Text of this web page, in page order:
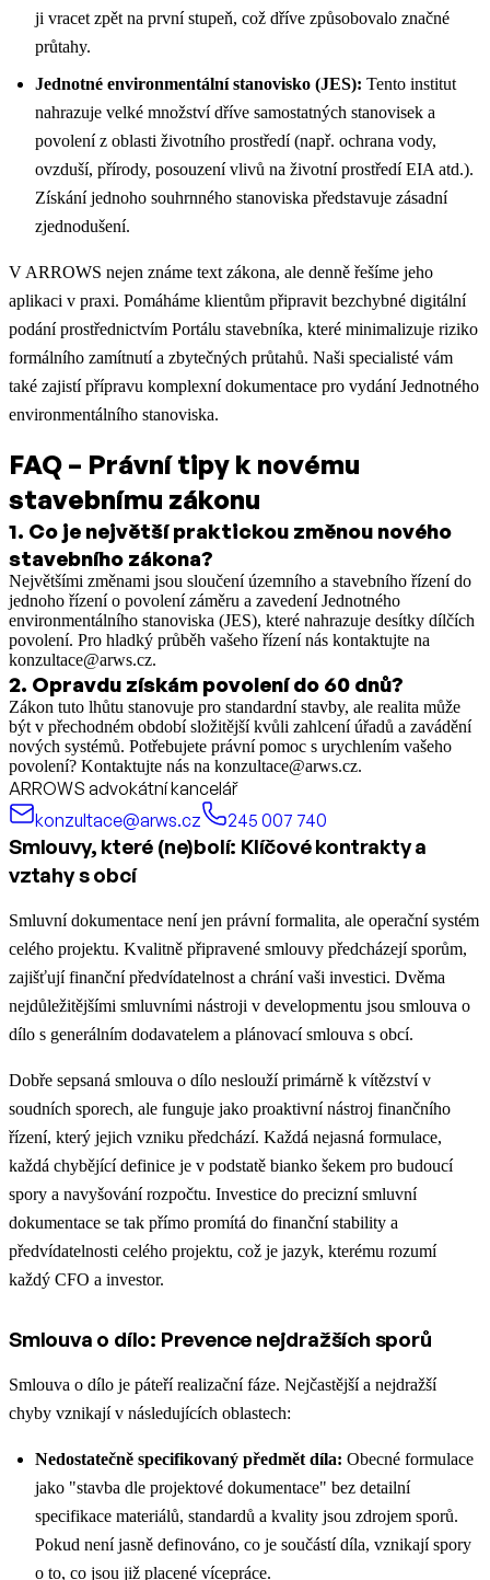
ji vracet zpět na první stupeň, což dříve způsobovalo značné
průtahy.
Jednotné environmentální stanovisko (JES): Tento institut
nahrazuje velké množství dříve samostatných stanovisek a
povolení z oblasti životního prostředí (např. ochrana vody,
ovzduší, přírody, posouzení vlivů na životní prostředí EIA atd.).
Získání jednoho souhrnného stanoviska představuje zásadní
zjednodušení.
V ARROWS nejen známe text zákona, ale denně řešíme jeho
aplikaci v praxi. Pomáháme klientům připravit bezchybné digitální
podání prostřednictvím Portálu stavebníka, které minimalizuje riziko
formálního zamítnutí a zbytečných průtahů. Naši specialisté vám
také zajistí přípravu komplexní dokumentace pro vydání Jednotného
environmentálního stanoviska.
FAQ – Právní tipy k novému
stavebnímu zákonu
1. Co je největší praktickou změnou nového
stavebního zákona?
Největšími změnami jsou sloučení územního a stavebního řízení do
jednoho řízení o povolení záměru a zavedení Jednotného
environmentálního stanoviska (JES), které nahrazuje desítky dílčích
povolení. Pro hladký průběh vašeho řízení nás kontaktujte na
konzultace@arws.cz.
2. Opravdu získám povolení do 60 dnů?
Zákon tuto lhůtu stanovuje pro standardní stavby, ale realita může
být v přechodném období složitější kvůli zahlcení úřadů a zavádění
nových systémů. Potřebujete právní pomoc s urychlením vašeho
povolení? Kontaktujte nás na konzultace@arws.cz.
ARROWS advokátní kancelář
konzultace@arws.cz
245 007 740
Smlouvy, které (ne)bolí: Klíčové kontrakty a
vztahy s obcí
Smluvní dokumentace není jen právní formalita, ale operační systém
celého projektu. Kvalitně připravené smlouvy předcházejí sporům,
zajišťují finanční předvídatelnost a chrání vaši investici. Dvěma
nejdůležitějšími smluvními nástroji v developmentu jsou smlouva o
dílo s generálním dodavatelem a plánovací smlouva s obcí.
Dobře sepsaná smlouva o dílo neslouží primárně k vítězství v
soudních sporech, ale funguje jako proaktivní nástroj finančního
řízení, který jejich vzniku předchází. Každá nejasná formulace,
každá chybějící definice je v podstatě bianko šekem pro budoucí
spory a navyšování rozpočtu. Investice do precizní smluvní
dokumentace se tak přímo promítá do finanční stability a
předvídatelnosti celého projektu, což je jazyk, kterému rozumí
každý CFO a investor.
Smlouva o dílo: Prevence nejdražších sporů
Smlouva o dílo je páteří realizační fáze. Nejčastější a nejdražší
chyby vznikají v následujících oblastech:
Nedostatečně specifikovaný předmět díla: Obecné formulace
jako "stavba dle projektové dokumentace" bez detailní
specifikace materiálů, standardů a kvality jsou zdrojem sporů.
Pokud není jasně definováno, co je součástí díla, vznikají spory
o to, co jsou již placené vícepráce.